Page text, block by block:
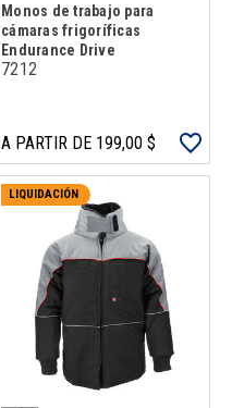
Monos de trabajo para
cámaras frigoríficas
Endurance Drive
7212
A PARTIR DE 199,00 $
LIQUIDACIÓN